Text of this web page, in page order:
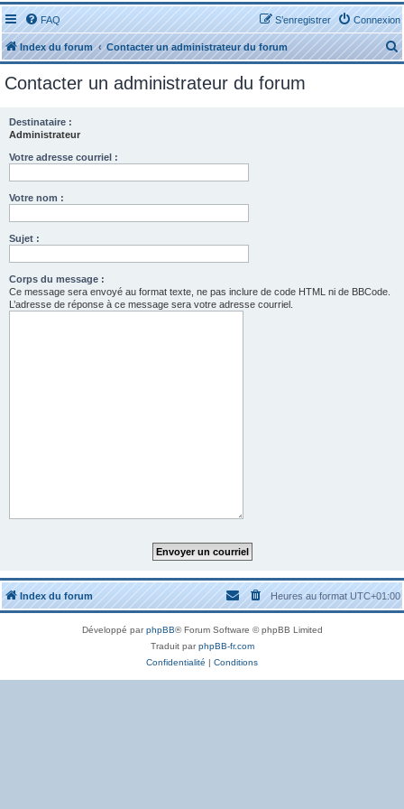
FAQ Connexion
S’enregistrer
Index du forum Contacter un administrateur du forum
e
Contacter un administrateur du forum
Destinataire :
Administrateur
Votre adresse courriel :
Votre nom :
Sujet :
Corps du message :
Ce message sera envoyé au format texte, ne pas inclure de code HTML ni de BBCode.
L’adresse de réponse à ce message sera votre adresse courriel.
Index du forum Heures au formatUTC+01:00
Développé parphpBB® Forum Software © phpBB Limited
Traduit parphpBB-fr.com
Confidentialité | Conditions